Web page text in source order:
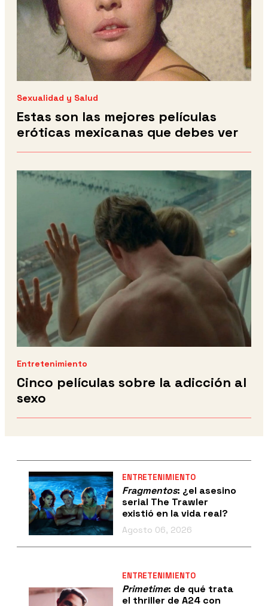
Sexualidad y Salud
Estas son las mejores películas
eróticas mexicanas que debes ver
Entretenimiento
Cinco películas sobre la adicción al
sexo
ENTRETENIMIENTO
Fragmentos: ¿el asesino
serial The Trawler
existió en la vida real?
Agosto 06, 2026
ENTRETENIMIENTO
Primetime: de qué trata
el thriller de A24 con